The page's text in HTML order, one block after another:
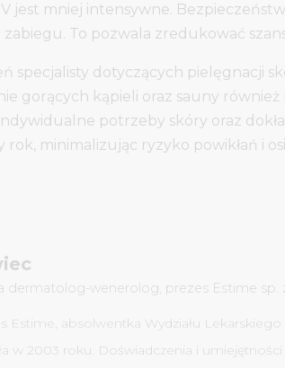
jest mniej intensywne.
To pozwala zredukować
specjalisty dotyczących pielęgnacji
gorących kąpieli oraz sauny
potrzeby skóry oraz
rok, minimalizując ryzyko powikłań i
dermatolog-wenerolog, prezes Estime sp.
Estime, absolwentka Wydziału
w 2003 roku. Doświadczenia i